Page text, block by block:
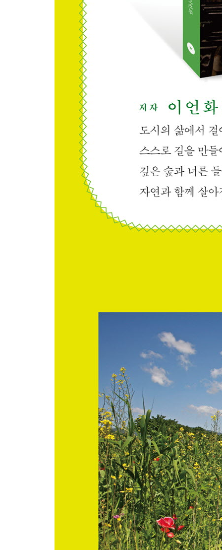
겨울 숲 쿠키 벽화
얼음 개울의 노래
그믐달 검은 숲 케이크
Epilogue · 다시 봄_겨울잠에서 깨는 밀 싹, 새봄을